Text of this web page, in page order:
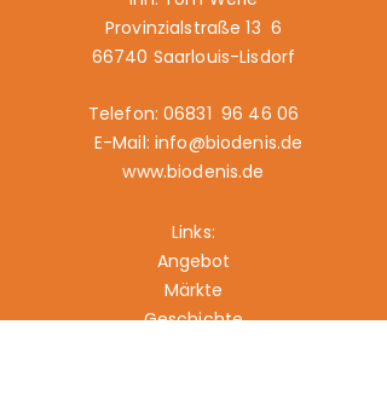
Provinzialstraße 13 6
66740 Saarlouis-Lisdorf
Telefon: 06831 96 46 06
E-Mail: info@biodenis.de
www.biodenis.de
Links:
Angebot
Märkte
Geschichte